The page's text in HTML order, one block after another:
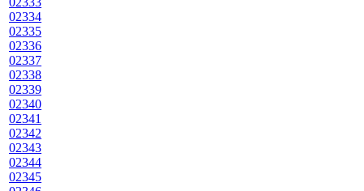
02334
02335
02336
02337
02338
02339
02340
02341
02342
02343
02344
02345